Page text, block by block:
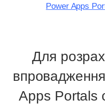
Power Apps
Для
Apps Portals